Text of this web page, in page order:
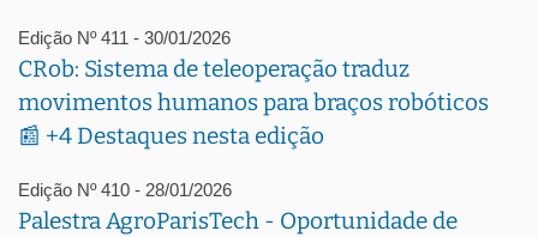
Edição Nº 411 - 30/01/2026
CRob: Sistema de teleoperação traduz
movimentos humanos para braços robóticos
📰 +4 Destaques nesta edição
Edição Nº 410 - 28/01/2026
Palestra AgroParisTech - Oportunidade de